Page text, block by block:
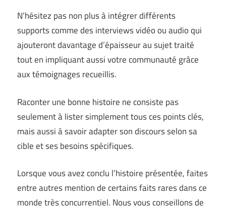
N’hésitez pas non plus à intégrer différents
supports comme des interviews vidéo ou audio qui
ajouteront davantage d’épaisseur au sujet traité
tout en impliquant aussi votre communauté grâce
aux témoignages recueillis.
Raconter une bonne histoire ne consiste pas
seulement à lister simplement tous ces points clés,
mais aussi à savoir adapter son discours selon sa
cible et ses besoins spécifiques.
Lorsque vous avez conclu l’histoire présentée, faites
entre autres mention de certains faits rares dans ce
monde très concurrentiel. Nous vous conseillons de